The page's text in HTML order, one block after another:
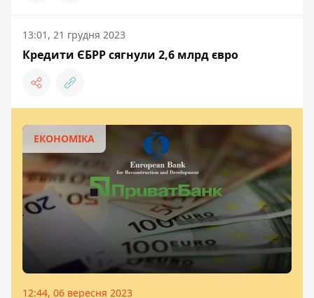
13:01, 21 грудня 2023
Кредити ЄБРР сягнули 2,6 млрд євро
ЕКОНОМІКА
12:44, 06 вересня 2023